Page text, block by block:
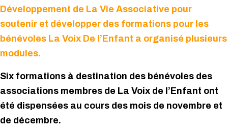
Développement de La Vie Associative pour
soutenir et développer des formations pour les
bénévoles La Voix De l’Enfant a organisé plusieurs
modules.
Six formations à destination des bénévoles des
associations membres de La Voix de l’Enfant ont
été dispensées au cours des mois de novembre et
de décembre.